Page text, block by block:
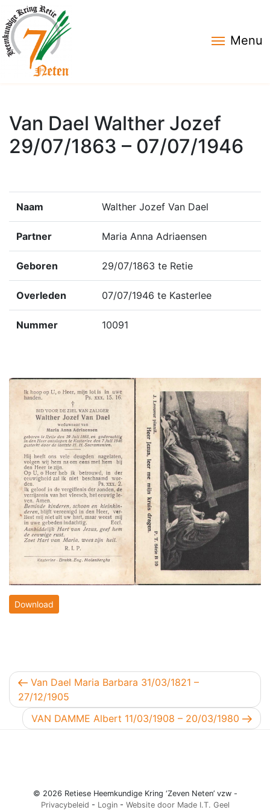
Menu
Van Dael Walther Jozef
29/07/1863 – 07/07/1946
Naam Walther Jozef Van Dael
Partner Maria Anna Adriaensen
Geboren 29/07/1863 te Retie
Overleden 07/07/1946 te Kasterlee
Nummer 10091
Download
Berichtnavigatie
Vorig bericht
Van Dael Maria Barbara 31/03/1821 –
27/12/1905
Volgend bericht
VAN DAMME Albert 11/03/1908 – 20/03/1980
© 2026 Retiese Heemkundige Kring ‘Zeven Neten’ vzw -
Privacybeleid - Login- Website door Made I.T. Geel